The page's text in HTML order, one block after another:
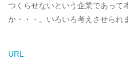
つくらせないという企業であって
か・・・。いろいろ考えさせられ
URL